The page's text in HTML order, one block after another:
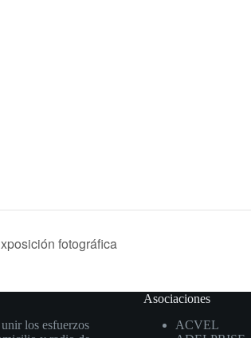
fotográfica
los esfuerzos
Asociaciones
ACVEL